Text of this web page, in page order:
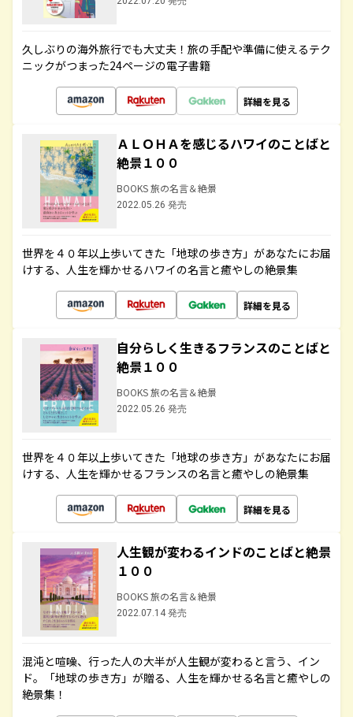
久しぶりの海外旅行でも大丈夫！旅の手配や準備に使えるテク
ニックがつまった24ページの電子書籍
詳細を見る
ＡＬＯＨＡを感じるハワイのことばと
絶景１００
BOOKS 旅の名言＆絶景
2022.05.26 発売
世界を４０年以上歩いてきた「地球の歩き方」があなたにお届
けする、人生を輝かせるハワイの名言と癒やしの絶景集
詳細を見る
自分らしく生きるフランスのことばと
絶景１００
BOOKS 旅の名言＆絶景
2022.05.26 発売
世界を４０年以上歩いてきた「地球の歩き方」があなたにお届
けする、人生を輝かせるフランスの名言と癒やしの絶景集
詳細を見る
人生観が変わるインドのことばと絶景
１００
BOOKS 旅の名言＆絶景
2022.07.14 発売
混沌と喧噪、行った人の大半が人生観が変わると言う、イン
ド。「地球の歩き方」が贈る、人生を輝かせる名言と癒やしの
絶景集！